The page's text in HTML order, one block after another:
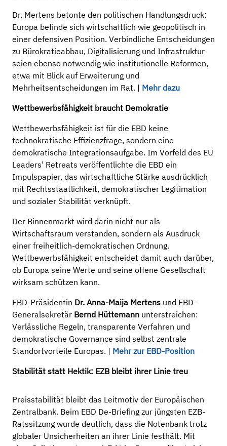
Dr. Mertens betonte den politischen Handlungsdruck:
Europa befinde sich wirtschaftlich wie geopolitisch in
einer defensiven Position. Verbindliche Entscheidungen
zu Bürokratieabbau, Digitalisierung und Infrastruktur
seien ebenso notwendig wie institutionelle Reformen,
etwa mit Blick auf Erweiterung und
Mehrheitsentscheidungen im Rat. | Mehr dazu
Wettbewerbsfähigkeit braucht Demokratie
Wettbewerbsfähigkeit ist für die EBD keine
technokratische Effizienzfrage, sondern eine
demokratische Integrationsaufgabe. Im Vorfeld des EU
Leaders’ Retreats veröffentlichte die EBD ein
Impulspapier, das wirtschaftliche Stärke ausdrücklich
mit Rechtsstaatlichkeit, demokratischer Legitimation
und sozialer Stabilität verknüpft.
Der Binnenmarkt wird darin nicht nur als
Wirtschaftsraum verstanden, sondern als Ausdruck
einer freiheitlich-demokratischen Ordnung.
Wettbewerbsfähigkeit entscheidet damit auch darüber,
ob Europa seine Werte und seine offene Gesellschaft
wirksam schützen kann.
EBD-Präsidentin Dr. Anna-Maija Mertens und EBD-
Generalsekretär Bernd Hüttemann unterstreichen:
Verlässliche Regeln, transparente Verfahren und
demokratische Governance sind selbst zentrale
Standortvorteile Europas. | Mehr zur EBD-Position
Stabilität statt Hektik: EZB bleibt ihrer Linie treu
Preisstabilität bleibt das Leitmotiv der Europäischen
Zentralbank. Beim EBD De-Briefing zur jüngsten EZB-
Ratssitzung wurde deutlich, dass die Notenbank trotz
globaler Unsicherheiten an ihrer Linie festhält. Mit